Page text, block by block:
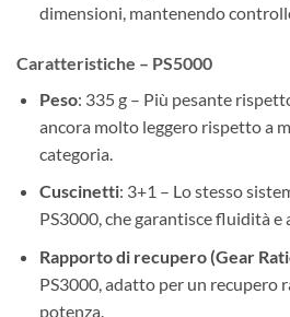
dimensioni, mantenendo
Caratteristiche – PS5000
Peso: 335 g – Più pesante
ancora molto leggero rispetto a
categoria.
Cuscinetti: 3+1 – Lo stesso
PS3000, che garantisce fluidità
Rapporto di recupero (Gear
PS3000, adatto per un recupero
potenza.